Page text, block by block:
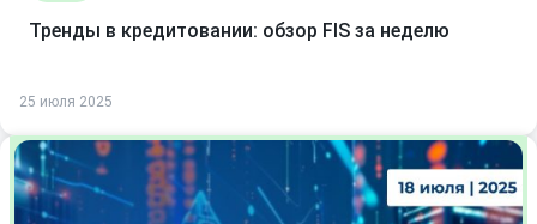
Тренды в кредитовании: обзор FIS за неделю
25 июля 2025